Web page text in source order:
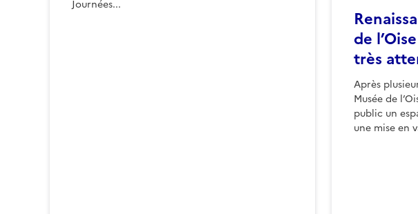
Journées...
de
très
Après
Musée de
public un
une mise en